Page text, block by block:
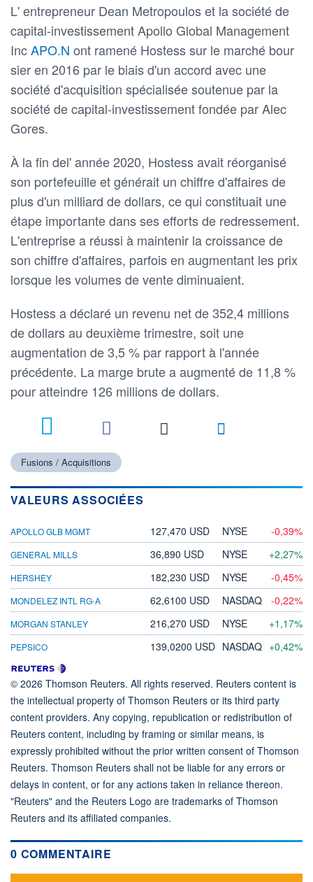
L' entrepreneur Dean Metropoulos et la société de
capital-investissement Apollo Global Management
IncAPO.N ont ramené Hostess sur le marché bour
sier en 2016 par le biais d'un accord avec une
société d'acquisition spécialisée soutenue par la
société de capital-investissement fondée par Alec
Gores.
À la fin del' année 2020, Hostess avait réorganisé
son portefeuille et générait un chiffre d'affaires de
plus d'un milliard de dollars, ce qui constituait une
étape importante dans ses efforts de redressement.
L'entreprise a réussi à maintenir la croissance de
son chiffre d'affaires, parfois en augmentant les prix
lorsque les volumes de vente diminuaient.
Hostess a déclaré un revenu net de 352,4 millions
de dollars au deuxième trimestre, soit une
augmentation de 3,5 % par rapport à l'année
précédente. La marge brute a augmenté de 11,8 %
pour atteindre 126 millions de dollars.
Fusions / Acquisitions
VALEURS ASSOCIÉES
APOLLO GLB MGMT 127,470 USD NYSE -0,39%
GENERAL MILLS 36,890 USD NYSE +2,27%
HERSHEY 182,230 USD NYSE -0,45%
MONDELEZ INTL RG-A 62,6100 USD NASDAQ -0,22%
MORGAN STANLEY 216,270 USD NYSE +1,17%
PEPSICO 139,0200 USD NASDAQ +0,42%
© 2026 Thomson Reuters. All rights reserved. Reuters content is
the intellectual property of Thomson Reuters or its third party
content providers. Any copying, republication or redistribution of
Reuters content, including by framing or similar means, is
expressly prohibited without the prior written consent of Thomson
Reuters. Thomson Reuters shall not be liable for any errors or
delays in content, or for any actions taken in reliance thereon.
"Reuters" and the Reuters Logo are trademarks of Thomson
Reuters and its affiliated companies.
0 COMMENTAIRE